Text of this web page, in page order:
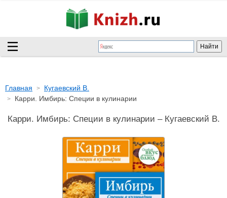
Главная
Кугаевский В.
Карри. Имбирь: Специи в кулинарии
Карри. Имбирь: Специи в кулинарии – Кугаевский В.